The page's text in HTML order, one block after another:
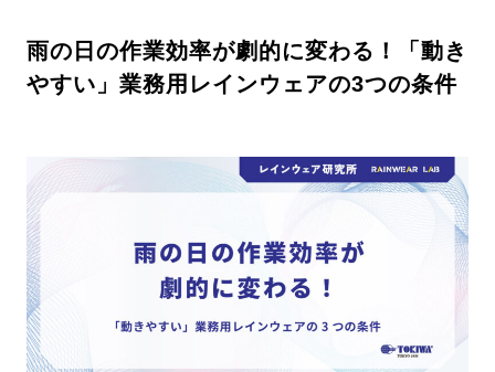
雨の日の作業効率が劇的に変わる！「動き
やすい」業務用レインウェアの3つの条件